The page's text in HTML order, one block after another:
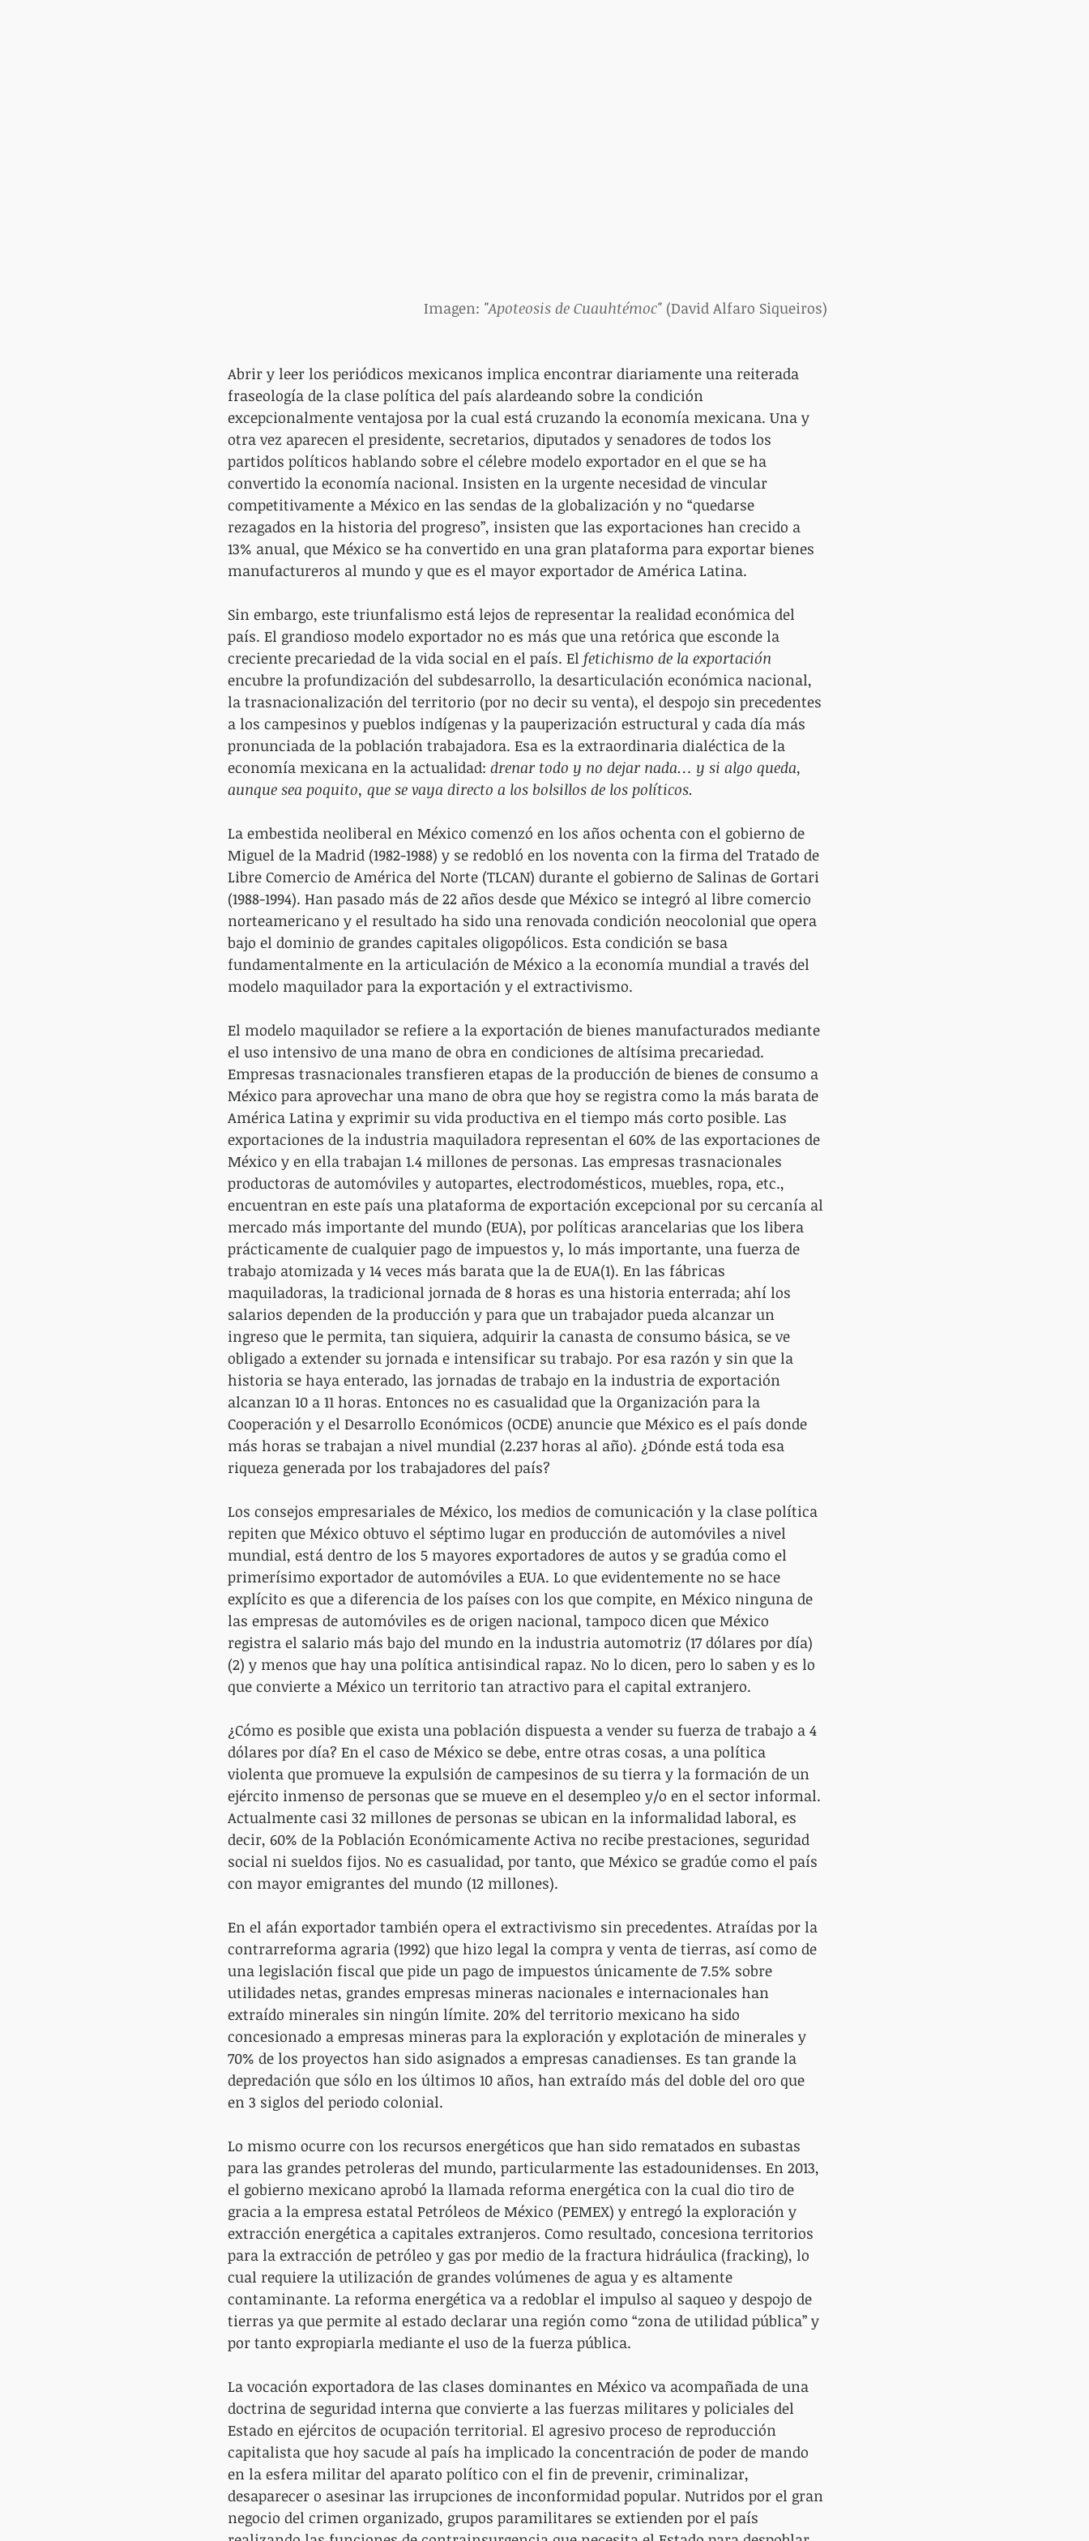
Imagen: "Apoteosis de Cuauhtémoc" (David Alfaro Siqueiros)
Abrir y leer los periódicos mexicanos implica encontrar diariamente una reiterada
fraseología de la clase política del país alardeando sobre la condición
excepcionalmente ventajosa por la cual está cruzando la economía mexicana. Una y
otra vez aparecen el presidente, secretarios, diputados y senadores de todos los
partidos políticos hablando sobre el célebre modelo exportador en el que se ha
convertido la economía nacional. Insisten en la urgente necesidad de vincular
competitivamente a México en las sendas de la globalización y no “quedarse
rezagados en la historia del progreso”, insisten que las exportaciones han crecido a
13% anual, que México se ha convertido en una gran plataforma para exportar bienes
manufactureros al mundo y que es el mayor exportador de América Latina.
Sin embargo, este triunfalismo está lejos de representar la realidad económica del
país. El grandioso modelo exportador no es más que una retórica que esconde la
creciente precariedad de la vida social en el país. El fetichismo de la exportación
encubre la profundización del subdesarrollo, la desarticulación económica nacional,
la trasnacionalización del territorio (por no decir su venta), el despojo sin precedentes
a los campesinos y pueblos indígenas y la pauperización estructural y cada día más
pronunciada de la población trabajadora. Esa es la extraordinaria dialéctica de la
economía mexicana en la actualidad: drenar todo y no dejar nada… y si algo queda,
aunque sea poquito, que se vaya directo a los bolsillos de los políticos.
La embestida neoliberal en México comenzó en los años ochenta con el gobierno de
Miguel de la Madrid (1982-1988) y se redobló en los noventa con la firma del Tratado de
Libre Comercio de América del Norte (TLCAN) durante el gobierno de Salinas de Gortari
(1988-1994). Han pasado más de 22 años desde que México se integró al libre comercio
norteamericano y el resultado ha sido una renovada condición neocolonial que opera
bajo el dominio de grandes capitales oligopólicos. Esta condición se basa
fundamentalmente en la articulación de México a la economía mundial a través del
modelo maquilador para la exportación y el extractivismo.
El modelo maquilador se refiere a la exportación de bienes manufacturados mediante
el uso intensivo de una mano de obra en condiciones de altísima precariedad.
Empresas trasnacionales transfieren etapas de la producción de bienes de consumo a
México para aprovechar una mano de obra que hoy se registra como la más barata de
América Latina y exprimir su vida productiva en el tiempo más corto posible. Las
exportaciones de la industria maquiladora representan el 60% de las exportaciones de
México y en ella trabajan 1.4 millones de personas. Las empresas trasnacionales
productoras de automóviles y autopartes, electrodomésticos, muebles, ropa, etc.,
encuentran en este país una plataforma de exportación excepcional por su cercanía al
mercado más importante del mundo (EUA), por políticas arancelarias que los libera
prácticamente de cualquier pago de impuestos y, lo más importante, una fuerza de
trabajo atomizada y 14 veces más barata que la de EUA(1). En las fábricas
maquiladoras, la tradicional jornada de 8 horas es una historia enterrada; ahí los
salarios dependen de la producción y para que un trabajador pueda alcanzar un
ingreso que le permita, tan siquiera, adquirir la canasta de consumo básica, se ve
obligado a extender su jornada e intensificar su trabajo. Por esa razón y sin que la
historia se haya enterado, las jornadas de trabajo en la industria de exportación
alcanzan 10 a 11 horas. Entonces no es casualidad que la Organización para la
Cooperación y el Desarrollo Económicos (OCDE) anuncie que México es el país donde
más horas se trabajan a nivel mundial (2.237 horas al año). ¿Dónde está toda esa
riqueza generada por los trabajadores del país?
Los consejos empresariales de México, los medios de comunicación y la clase política
repiten que México obtuvo el séptimo lugar en producción de automóviles a nivel
mundial, está dentro de los 5 mayores exportadores de autos y se gradúa como el
primerísimo exportador de automóviles a EUA. Lo que evidentemente no se hace
explícito es que a diferencia de los países con los que compite, en México ninguna de
las empresas de automóviles es de origen nacional, tampoco dicen que México
registra el salario más bajo del mundo en la industria automotriz (17 dólares por día)
(2) y menos que hay una política antisindical rapaz. No lo dicen, pero lo saben y es lo
que convierte a México un territorio tan atractivo para el capital extranjero.
¿Cómo es posible que exista una población dispuesta a vender su fuerza de trabajo a 4
dólares por día? En el caso de México se debe, entre otras cosas, a una política
violenta que promueve la expulsión de campesinos de su tierra y la formación de un
ejército inmenso de personas que se mueve en el desempleo y/o en el sector informal.
Actualmente casi 32 millones de personas se ubican en la informalidad laboral, es
decir, 60% de la Población Económicamente Activa no recibe prestaciones, seguridad
social ni sueldos fijos. No es casualidad, por tanto, que México se gradúe como el país
con mayor emigrantes del mundo (12 millones).
En el afán exportador también opera el extractivismo sin precedentes. Atraídas por la
contrarreforma agraria (1992) que hizo legal la compra y venta de tierras, así como de
una legislación fiscal que pide un pago de impuestos únicamente de 7.5% sobre
utilidades netas, grandes empresas mineras nacionales e internacionales han
extraído minerales sin ningún límite. 20% del territorio mexicano ha sido
concesionado a empresas mineras para la exploración y explotación de minerales y
70% de los proyectos han sido asignados a empresas canadienses. Es tan grande la
depredación que sólo en los últimos 10 años, han extraído más del doble del oro que
en 3 siglos del periodo colonial.
Lo mismo ocurre con los recursos energéticos que han sido rematados en subastas
para las grandes petroleras del mundo, particularmente las estadounidenses. En 2013,
el gobierno mexicano aprobó la llamada reforma energética con la cual dio tiro de
gracia a la empresa estatal Petróleos de México (PEMEX) y entregó la exploración y
extracción energética a capitales extranjeros. Como resultado, concesiona territorios
para la extracción de petróleo y gas por medio de la fractura hidráulica (fracking), lo
cual requiere la utilización de grandes volúmenes de agua y es altamente
contaminante. La reforma energética va a redoblar el impulso al saqueo y despojo de
tierras ya que permite al estado declarar una región como “zona de utilidad pública” y
por tanto expropiarla mediante el uso de la fuerza pública.
La vocación exportadora de las clases dominantes en México va acompañada de una
doctrina de seguridad interna que convierte a las fuerzas militares y policiales del
Estado en ejércitos de ocupación territorial. El agresivo proceso de reproducción
capitalista que hoy sacude al país ha implicado la concentración de poder de mando
en la esfera militar del aparato político con el fin de prevenir, criminalizar,
desaparecer o asesinar las irrupciones de inconformidad popular. Nutridos por el gran
negocio del crimen organizado, grupos paramilitares se extienden por el país